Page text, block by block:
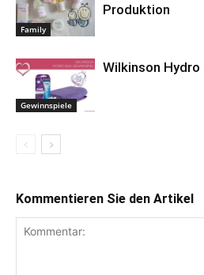
Family
Produktion
Gewinnspiele
Wilkinson
Kommentieren Sie den Artikel